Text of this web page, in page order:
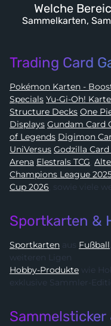
Welche
Sammelkarten,
Trading Card
Pokémon Karten - Booster, Displays, Elite Trainer Boxen &
Specials Yu-Gi-Oh! Karten - aktuelle Sets, Core Booster &
Structure Decks One Piece Card Game - Booster &
Displays Gundam Card Game, Lorcana, Riftbound: League
of Legends
UniVersus
Godzilla
Arena
Elestrals TCG,
Champions League
Cup 2026, sowie viele
Sportkarten &
Sportkarten aus Fußball,
weiteren Ligen
Hobby-Produkte
exklusive Sammler-